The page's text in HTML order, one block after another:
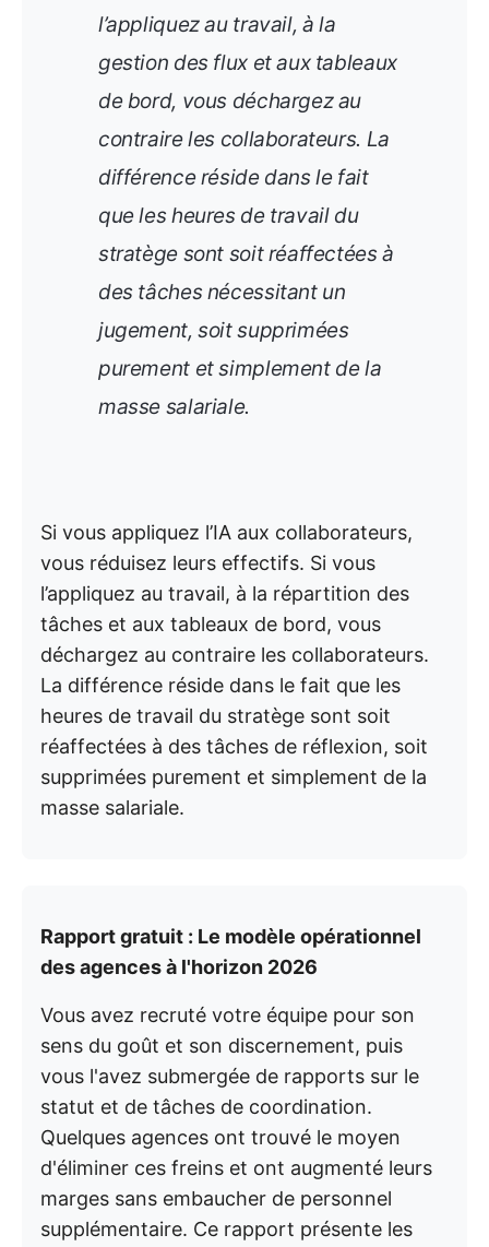
l’appliquez au travail, à la
gestion des flux et aux tableaux
de bord, vous déchargez au
contraire les collaborateurs. La
différence réside dans le fait
que les heures de travail du
stratège sont soit réaffectées à
des tâches nécessitant un
jugement, soit supprimées
purement et simplement de la
masse salariale.
Si vous appliquez l’IA aux collaborateurs,
vous réduisez leurs effectifs. Si vous
l’appliquez au travail, à la répartition des
tâches et aux tableaux de bord, vous
déchargez au contraire les collaborateurs.
La différence réside dans le fait que les
heures de travail du stratège sont soit
réaffectées à des tâches de réflexion, soit
supprimées purement et simplement de la
masse salariale.
Rapport gratuit : Le modèle opérationnel
des agences à l'horizon 2026
Vous avez recruté votre équipe pour son
sens du goût et son discernement, puis
vous l'avez submergée de rapports sur le
statut et de tâches de coordination.
Quelques agences ont trouvé le moyen
d'éliminer ces freins et ont augmenté leurs
marges sans embaucher de personnel
supplémentaire. Ce rapport présente les